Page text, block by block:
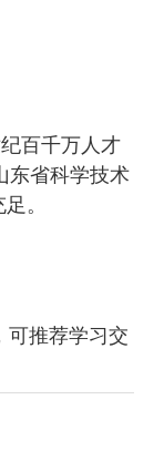
百千万人才
东省科学技术
。
可推荐学习交